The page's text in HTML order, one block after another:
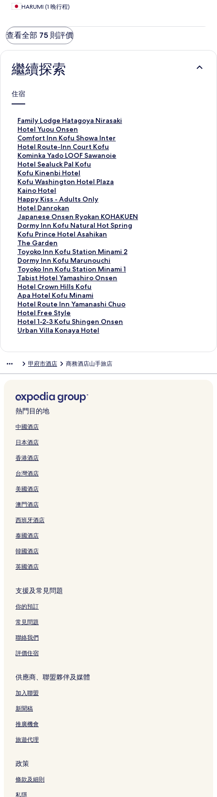
HARUMI (1 晚行程)
查看全部 75 則評價
繼續探索
住宿
Family Lodge Hatagoya Nirasaki
此
連
結
會
開
啟
F
a
m
i
l
y
L
o
d
g
e
H
a
t
a
g
o
y
a
s
i
頁
面
Hotel Yuou Onsen
此
連
結
會
開
啟
H
o
t
e
l
Y
u
o
u
O
n
s
e
n
頁
面
Comfort Inn Kofu Showa Inter
此
連
結
會
開
啟
C
o
m
f
o
r
t
I
n
n
K
o
f
u
S
h
o
t
頁
面
Hotel Route-Inn Court Kofu
此
連
結
會
開
啟
H
o
t
e
l
R
o
u
t
e
-
I
n
n
C
o
o
頁
面
Kominka Yado LOOF Sawanoie
此
連
結
會
開
啟
K
o
m
i
n
k
a
Y
a
d
o
L
O
O
F
n
e
頁
面
Hotel Sealuck Pal Kofu
此
連
結
會
開
啟
H
o
t
e
l
S
e
a
l
u
c
k
P
a
u
Kofu Kinenbi Hotel
此
連
結
會
開
啟
K
o
f
u
K
i
n
e
n
b
i
H
o
頁
面
Kofu Washington Hotel Plaza
此
連
結
會
開
啟
K
o
f
u
W
a
s
h
i
n
g
t
t
P
l
a
z
頁
Kaino Hotel
此
連
結
會
開
啟
K
a
i
n
o
H
o
t
e
l
頁
Happy Kiss - Adults Only
此
連
結
會
開
啟
H
a
p
p
y
K
i
s
s
-
t
n
l
y
頁
Hotel Danrokan
此
連
結
會
開
啟
H
o
t
e
l
D
a
n
r
頁
Japanese Onsen Ryokan KOHAKUEN
此
連
結
會
開
啟
J
a
p
a
n
e
s
e
n
o
k
a
n
O
A
K
U
E
頁
Dormy Inn Kofu Natural Hot Spring
此
連
結
會
開
啟
D
o
r
m
y
I
n
u
t
u
r
a
H
t
S
p
r
n
頁
面
Kofu Prince Hotel Asahikan
此
連
結
會
開
啟
K
o
f
u
P
r
H
e
l
A
s
h
k
a
n
頁
The Garden
此
連
結
會
開
啟
T
h
e
G
a
頁
Toyoko Inn Kofu Station Minami 2
此
連
結
會
開
啟
T
o
y
o
n
f
u
S
t
t
o
n
M
i
a
i
2
頁
面
Dormy Inn Kofu Marunouchi
此
連
結
會
開
啟
D
o
r
n
f
u
M
a
u
o
u
c
h
頁
Toyoko Inn Kofu Station Minami 1
此
連
結
會
開
啟
T
o
I
K
o
f
u
t
t
i
o
n
i
a
m
i
1
頁
面
Tabist Hotel Yamashiro Onsen
此
連
結
會
開
啟
T
t
t
e
l
Y
m
s
h
i
r
O
s
e
n
頁
面
Hotel Crown Hills Kofu
此
連
結
會
開
啟
l
o
w
n
H
l
s
K
o
f
頁
Apa Hotel Kofu Minami
此
連
結
會
開
H
e
l
K
o
u
i
n
a
m
頁
Hotel Route Inn Yamanashi Chuo
此
連
結
會
t
R
o
u
t
I
n
Y
a
m
n
s
h
i
C
h
u
面
Hotel Free Style
此
連
結
o
l
F
r
e
S
y
l
e
頁
Hotel 1-2-3 Kofu Shingen Onsen
此
連
啟
H
e
l
1
-
-
K
o
f
u
h
n
g
e
n
O
n
n
面
Urban Villa Konaya Hotel
此
開
啟
b
a
n
V
l
a
K
o
n
y
H
o
t
e
l
頁
甲府市酒店 商務酒店山手旅店
熱門目的地
中國酒店
日本酒店
香港酒店
台灣酒店
美國酒店
澳門酒店
西班牙酒店
泰國酒店
韓國酒店
英國酒店
支援及常見問題
你的預訂
常見問題
聯絡我們
評價住宿
供應商、聯盟夥伴及媒體
加入聯盟
新聞稿
推廣機會
旅遊代理
政策
條款及細則
私隱